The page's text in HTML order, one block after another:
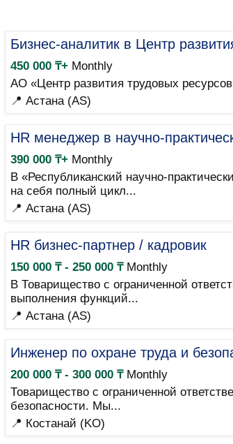
Бизнес-аналитик в Центр
450 000 ₸+ Monthly
АО «Центр развития трудовых
📍 Астана (AS)
HR менеджер в научно-
390 000 ₸+ Monthly
В «Республиканский научно-
на себя полный цикл...
📍 Астана (AS)
HR бизнес-партнер / кадровик
150 000 ₸ - 250 000 ₸Monthly
В Товарищество с ограниченной
выполнения функций...
📍 Астана (AS)
Инженер по охране труда и
200 000 ₸ - 300 000 ₸Monthly
Товарищество с ограниченной
безопасности. Мы...
📍 Костанай (KO)